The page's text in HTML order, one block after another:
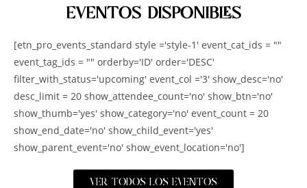
EVENTOS DISPONIBLES
[etn_pro_events_standard style ='style-1' event_cat_ids = ""
event_tag_ids = "" orderby='ID' order='DESC'
filter_with_status='upcoming' event_col ='3' show_desc='no'
desc_limit = 20 show_attendee_count='no' show_btn='no'
show_thumb='yes' show_category='no' event_count = 20
show_end_date='no' show_child_event='yes'
show_parent_event='no' show_event_location='no']
VER TODOS LOS EVENTOS